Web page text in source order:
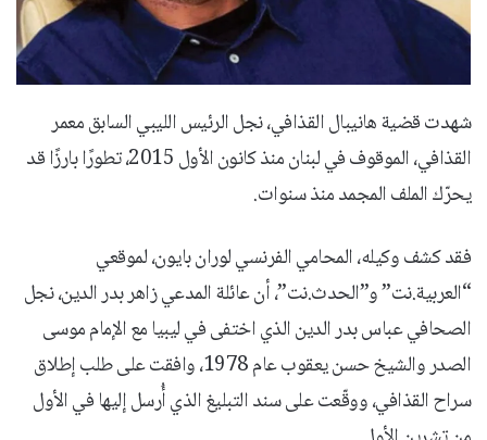
شهدت قضية هانيبال القذافي، نجل الرئيس الليبي السابق معمر
القذافي، الموقوف في لبنان منذ كانون الأول 2015، تطورًا بارزًا قد
يحرّك الملف المجمد منذ سنوات.
فقد كشف وكيله، المحامي الفرنسي لوران بايون، لموقعي
“العربية.نت” و”الحدث.نت”، أن عائلة المدعي زاهر بدر الدين، نجل
الصحافي عباس بدر الدين الذي اختفى في ليبيا مع الإمام موسى
الصدر والشيخ حسن يعقوب عام 1978، وافقت على طلب إطلاق
سراح القذافي، ووقّعت على سند التبليغ الذي أُرسل إليها في الأول